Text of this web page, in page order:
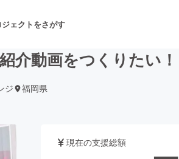
ジェクトをさがす
台・パフォーマンス
介動画をつくりたい！
ジ 福岡県
現在の支援総額